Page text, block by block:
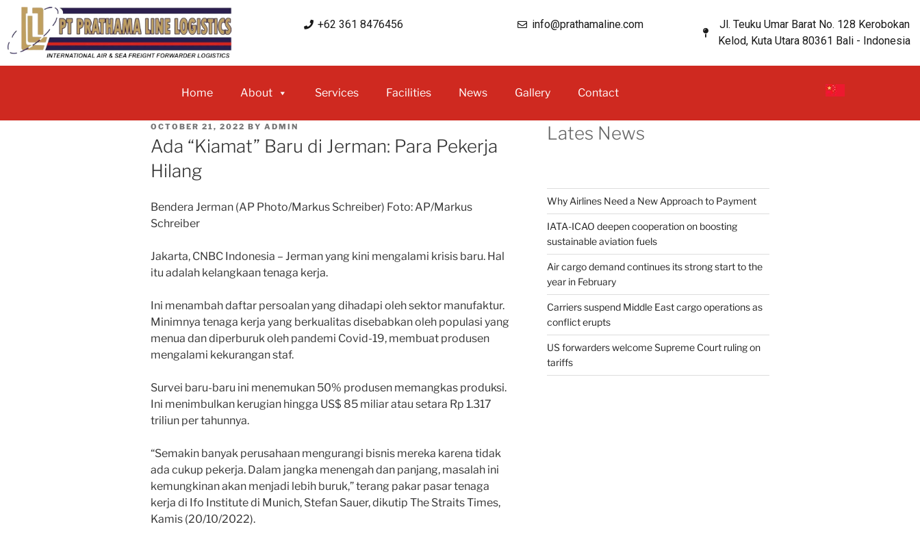
+62 361 8476456 info@prathamaline.com
Jl. Teuku Umar Barat No. 128 Kerobokan
Kelod, Kuta Utara 80361 Bali - Indonesia
Home About Services Facilities News Gallery Contact
OCTOBER 21, 2022 BY ADMIN
Ada “Kiamat” Baru di Jerman: Para Pekerja
Hilang
Bendera Jerman (AP Photo/Markus Schreiber) Foto: AP/Markus
Schreiber
Jakarta, CNBC Indonesia – Jerman yang kini mengalami krisis baru. Hal
itu adalah kelangkaan tenaga kerja.
Ini menambah daftar persoalan yang dihadapi oleh sektor manufaktur.
Minimnya tenaga kerja yang berkualitas disebabkan oleh populasi yang
menua dan diperburuk oleh pandemi Covid-19, membuat produsen
mengalami kekurangan staf.
Survei baru-baru ini menemukan 50% produsen memangkas produksi.
Ini menimbulkan kerugian hingga US$ 85 miliar atau setara Rp 1.317
triliun per tahunnya.
“Semakin banyak perusahaan mengurangi bisnis mereka karena tidak
ada cukup pekerja. Dalam jangka menengah dan panjang, masalah ini
kemungkinan akan menjadi lebih buruk,” terang pakar pasar tenaga
kerja di Ifo Institute di Munich, Stefan Sauer, dikutip The Straits Times,
Kamis (20/10/2022).
Lates News
Why Airlines Need a New Approach to Payment
IATA-ICAO deepen cooperation on boosting
sustainable aviation fuels
Air cargo demand continues its strong start to the
year in February
Carriers suspend Middle East cargo operations as
conflict erupts
US forwarders welcome Supreme Court ruling on
tariffs